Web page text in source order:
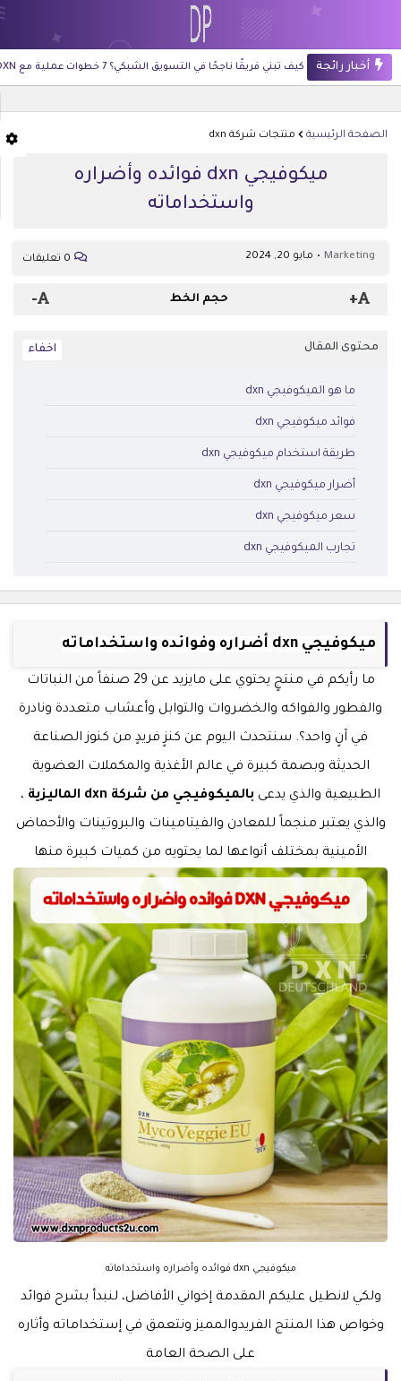
كيف تبني فريقًا ناجحًا في التسويق الشبكي؟ 7 خطوات عملية مع DXNأخبار رائجة
الصفحة الرئيسية منتجات شركة dxn
ميكوفيجي dxn فوائده وأضراره
واستخداماته
Marketing مايو 20, 2024 0 تعليقات
+ حجم الخط -
محتوى المقال
ما هو الميكوفيجي dxn
فوائد ميكوفيجي dxn
طريقة استخدام ميكوفيجي dxn
أضرار ميكوفيجي dxn
سعر ميكوفيجي dxn
تجارب الميكوفيجي dxn
ميكوفيجي dxn أضراره وفوائده واستخداماته
ما رأيكم في منتجٍ يحتوي على مايزيد عن 29 صنفاً من النباتات
والفطور والفواكه والخضروات والتوابل وأعشاب متعددة ونادرة
في آنٍ واحد؟. سنتحدث اليوم عن كنزٍ فريدٍ من كنوز الصناعة
الحديثة وبصمة كبيرة في عالم الأغذية والمكملات العضوية
الطبيعية والذي يدعى بالميكوفيجي من شركة dxn الماليزية
،
والذي يعتبر منجماً للمعادن والفيتامينات والبروتينات والأحماض
الأمينية بمختلف أنواعها لما يحتويه من كميات كبيرة منها
ميكوفيجي dxn فوائده وأضراره واستخداماته
ولكي لانطيل عليكم المقدمة إخواني الأفاضل، لنبدأ بشرح فوائد
وخواص هذا المنتج الفريدوالمميز ونتعمق في إستخداماته وأثاره
على الصحة العامة